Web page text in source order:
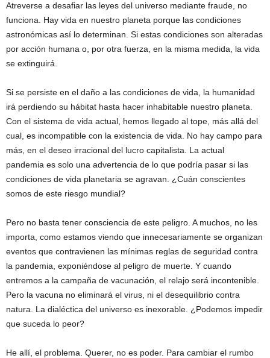
Atreverse a desafiar las leyes del universo mediante fraude, no
funciona. Hay vida en nuestro planeta porque las condiciones
astronómicas así lo determinan. Si estas condiciones son alteradas
por acción humana o, por otra fuerza, en la misma medida, la vida
se extinguirá.
Si se persiste en el daño a las condiciones de vida, la humanidad
irá perdiendo su hábitat hasta hacer inhabitable nuestro planeta.
Con el sistema de vida actual, hemos llegado al tope, más allá del
cual, es incompatible con la existencia de vida. No hay campo para
más, en el deseo irracional del lucro capitalista. La actual
pandemia es solo una advertencia de lo que podría pasar si las
condiciones de vida planetaria se agravan. ¿Cuán conscientes
somos de este riesgo mundial?
Pero no basta tener consciencia de este peligro. A muchos, no les
importa, como estamos viendo que innecesariamente se organizan
eventos que contravienen las mínimas reglas de seguridad contra
la pandemia, exponiéndose al peligro de muerte. Y cuando
entremos a la campaña de vacunación, el relajo será incontenible.
Pero la vacuna no eliminará el virus, ni el desequilibrio contra
natura. La dialéctica del universo es inexorable. ¿Podemos impedir
que suceda lo peor?
He allí, el problema. Querer, no es poder. Para cambiar el rumbo